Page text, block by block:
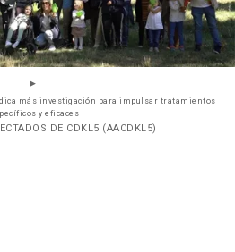
más investigación para impulsar tratamientos
y eficaces
DE CDKL5 (AACDKL5)